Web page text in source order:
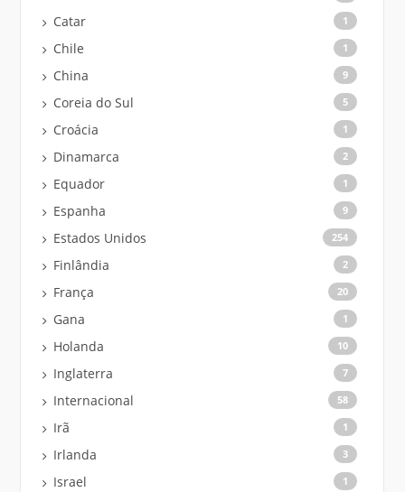
Catar
1
Chile 1
China 9
Coreia do Sul 5
Croácia 1
Dinamarca 2
Equador 1
Espanha 9
Estados Unidos 254
Finlândia 2
França 20
Gana 1
Holanda 10
Inglaterra 7
Internacional 58
Irã 1
Irlanda 3
Israel 1